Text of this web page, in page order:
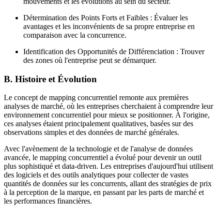
Détermination des Points Forts et Faibles : Évaluer les
avantages et les inconvénients de sa propre entreprise en
comparaison avec la concurrence.
Identification des Opportunités de Différenciation : Trouver
des zones où l'entreprise peut se démarquer.
B. Histoire et Évolution
Le concept de mapping concurrentiel remonte aux premières
analyses de marché, où les entreprises cherchaient à comprendre leur
environnement concurrentiel pour mieux se positionner. À l'origine,
ces analyses étaient principalement qualitatives, basées sur des
observations simples et des données de marché générales.
Avec l'avènement de la technologie et de l'analyse de données
avancée, le mapping concurrentiel a évolué pour devenir un outil
plus sophistiqué et data-driven. Les entreprises d'aujourd'hui utilisent
des logiciels et des outils analytiques pour collecter de vastes
quantités de données sur les concurrents, allant des stratégies de prix
à la perception de la marque, en passant par les parts de marché et
les performances financières.